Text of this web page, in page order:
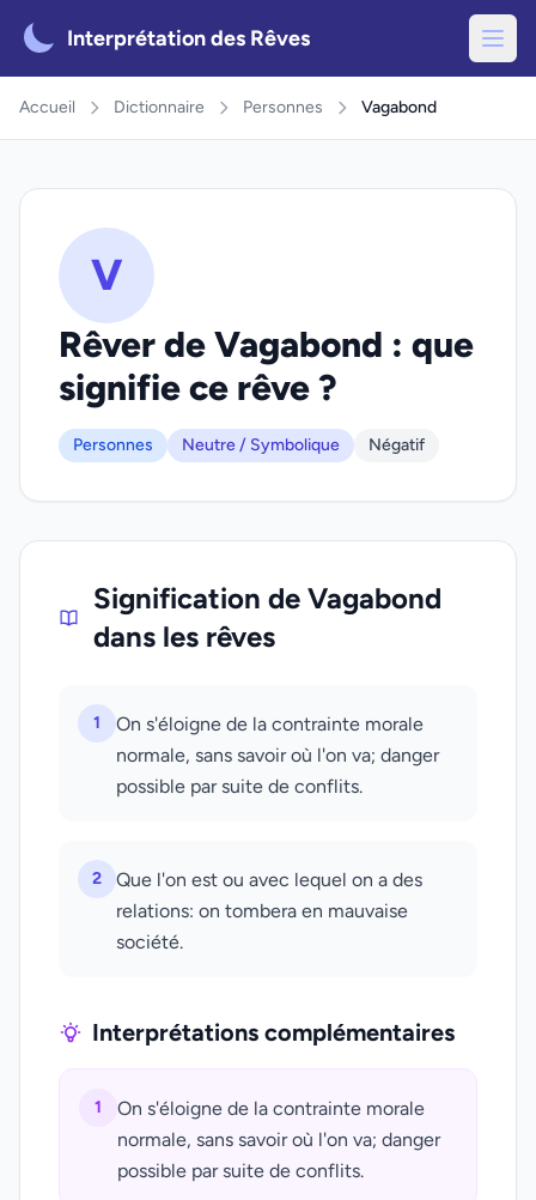
Interprétation des Rêves
Accueil Dictionnaire Personnes Vagabond
V
Rêver de Vagabond : que
signifie ce rêve ?
Personnes Neutre / Symbolique Négatif
Signification de Vagabond
dans les rêves
1
On s'éloigne de la contrainte morale
normale, sans savoir où l'on va; danger
possible par suite de conflits.
2
Que l'on est ou avec lequel on a des
relations: on tombera en mauvaise
société.
Interprétations complémentaires
1
On s'éloigne de la contrainte morale
normale, sans savoir où l'on va; danger
possible par suite de conflits.